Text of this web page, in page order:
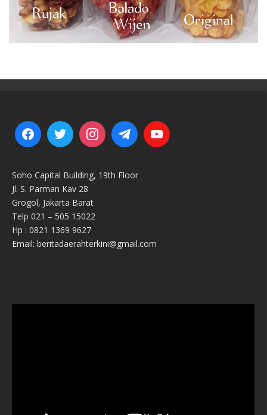
Soho Capital Building, 19th Floor
Jl. S. Parman Kav 28
Grogol, Jakarta Barat
Telp 021 – 505 15022
Hp : 0821 1369 9627
Email: beritadaerahterkini@gmail.com